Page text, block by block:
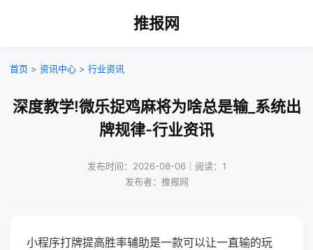
推报网
首页 > 资讯中心 > 行业资讯
深度教学!微乐捉鸡麻将为啥总是输_系统出
牌规律-行业资讯
发布时间：2026-08-06｜阅读：1
发布者：推报网
小程序打牌提高胜率辅助是一款可以让一直输的玩